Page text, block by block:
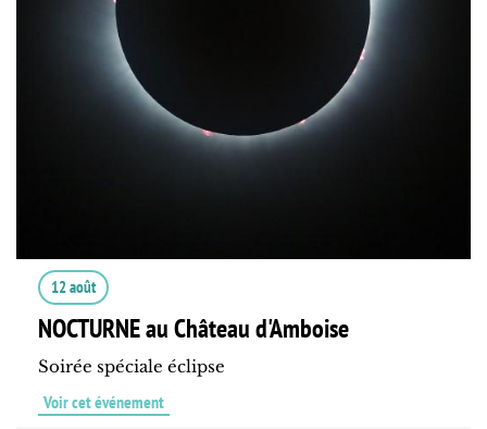
12 août
NOCTURNE au Château d'Amboise
Soirée spéciale éclipse
Voir cet événement